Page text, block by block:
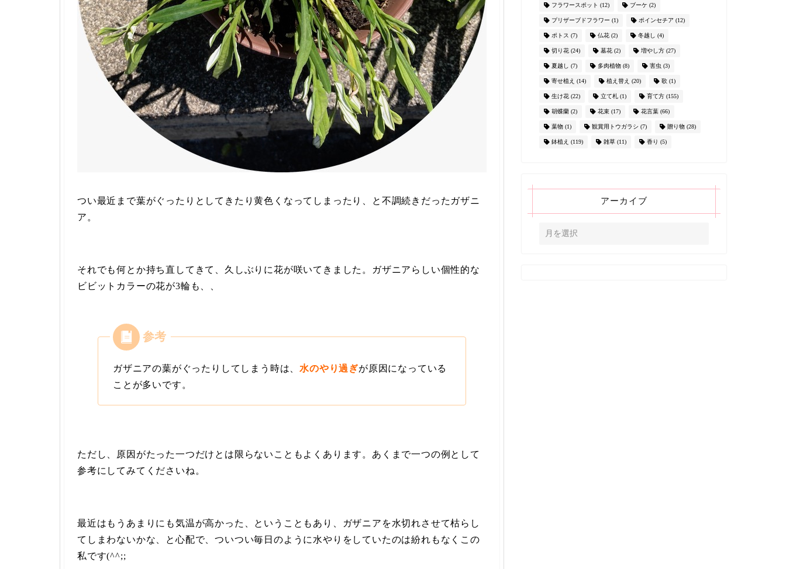
つい最近まで葉がぐったりとしてきたり黄色くなってしまったり、と不調続きだったガザニ
ア。
それでも何とか持ち直してきて、久しぶりに花が咲いてきました。ガザニアらしい個性的な
ビビットカラーの花が3輪も、、
ガザニアの葉がぐったりしてしまう時は、 水のやり過ぎが原因になっている
ことが多いです。
ただし、原因がたった一つだけとは限らないこともよくあります。あくまで一つの例として
参考にしてみてくださいね。
最近はもうあまりにも気温が高かった、ということもあり、ガザニアを水切れさせて枯らし
てしまわないかな、と心配で、ついつい毎日のように水やりをしていたのは紛れもなくこの
私です(^^;;
フラワースポット (12) ブーケ(2)
プリザーブドフラワー (1) ポインセチア (12)
ポトス (7) 仏花(2) 冬越し (4)
切り花(24) 墓花(2) 増やし方(27)
夏越し (7) 多肉植物(8) 害虫 (3)
寄せ植え (14) 植え替え (20) 歌(1)
生け花(22) 立て札(1) 育て方(155)
胡蝶蘭(2) 花束(17) 花言葉(66)
葉物(1) 観賞用トウガラシ (7) 贈り物(28)
鉢植え (119) 雑草(11) 香り (5)
アーカイブ